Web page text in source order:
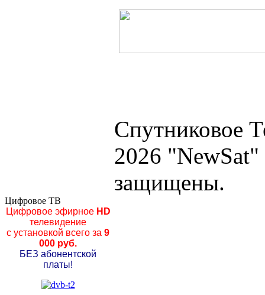
Спутниковое
2026
защищены.
Цифровое ТВ
Цифровое эфирноеHD
телевидение
с установкой всего за 9
000 руб.
БЕЗ абонентской
платы!